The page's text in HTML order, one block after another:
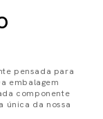
pensada para
embalagem
componente
única da nossa